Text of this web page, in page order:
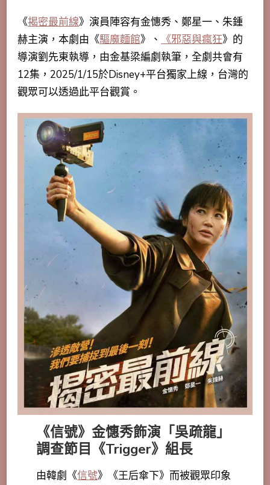
《揭密最前線》演員陣容有金憓秀、鄭星一、朱鍾
赫主演，本劇由《驅魔麵館》、 《邪惡與瘋狂》的
導演劉先東執導，由金基梁編劇執筆，全劇共會有
12集，2025/1/15於Disney+平台獨家上線，台灣的
觀眾可以透過此平台觀賞。
《信號》金憓秀飾演「吳疏龍」
調查節目《Trigger》組長
由韓劇《信號》《王后傘下》而被觀眾印象